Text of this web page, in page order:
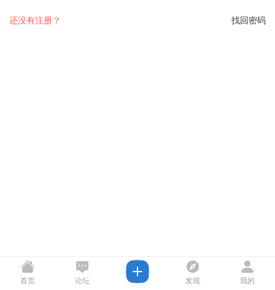
找回密码
还没有注册？
首页 论坛 发现 我的